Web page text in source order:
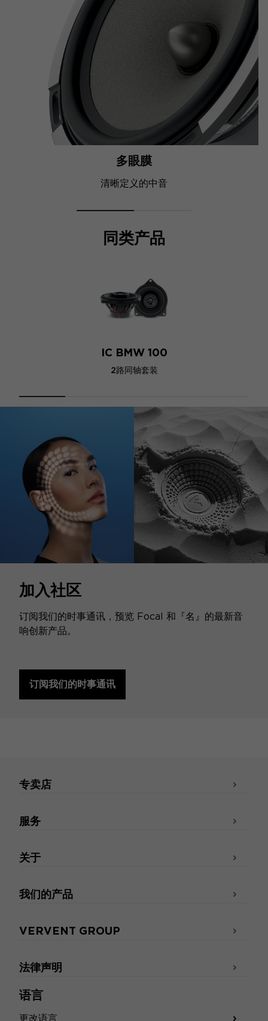
多眼膜
清晰定义的中音
同类产品
IC BMW 100
2路同轴套装
加入社区
订阅我们的时事通讯，预览 Focal 和『名』的最新音
响创新产品。
订阅我们的时事通讯
语言
更改语言
专卖店
服务
关于
我们的产品
VERVENT GROUP
法律声明